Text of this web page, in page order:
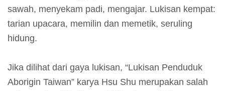
i
P
m
e
sawah, menyekam padi, mengajar. Lukisan kempat:
tarian upacara, memilin dan memetik, seruling
hidung.
Jika dilihat dari gaya lukisan, “Lukisan Penduduk
Aborigin Taiwan” karya Hsu Shu merupakan salah